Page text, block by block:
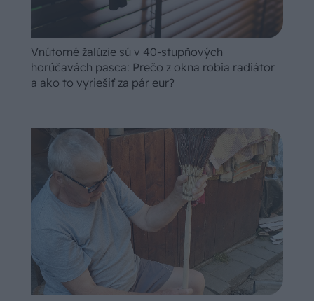
Vnútorné žalúzie sú v 40-stupňových
horúčavách pasca: Prečo z okna robia radiátor
a ako to vyriešiť za pár eur?